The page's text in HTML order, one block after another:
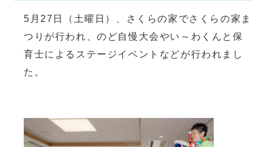
5月27日（土曜日）、さくらの家でさくらの家ま
つりが行われ、のど自慢大会やい～わくんと保
育士によるステージイベントなどが行われまし
た。